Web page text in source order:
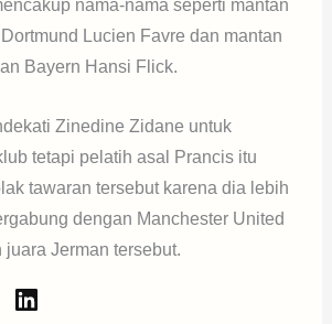
nama-nama seperti mantan
Lucien Favre dan mantan
Bayern Hansi Flick.
Zinedine Zidane untuk
tetapi pelatih asal Prancis itu
tawaran tersebut karena dia lebih
dengan Manchester United
Jerman tersebut.